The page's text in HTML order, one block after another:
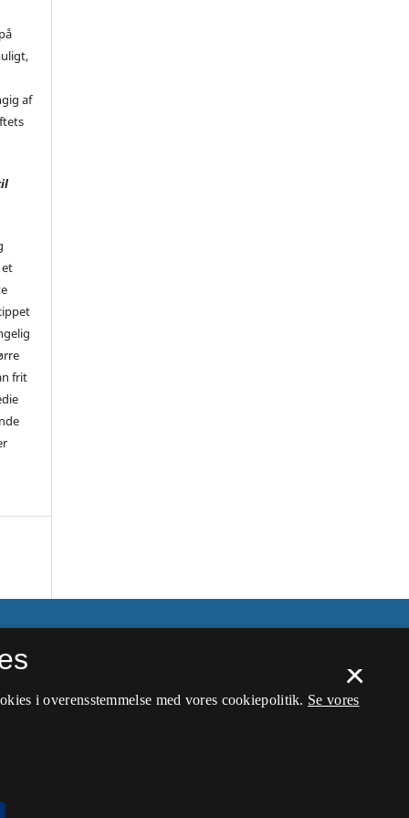
af
frit
×
i overensstemmelse med vores cookiepolitik. Se vores